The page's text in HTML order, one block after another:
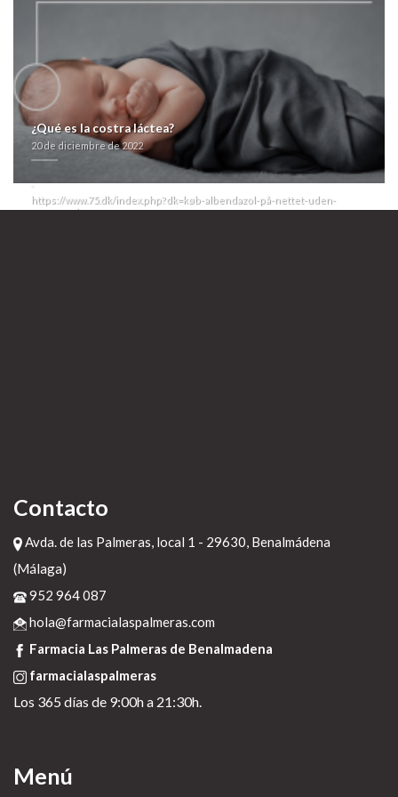
menos mofumental y accumbens pesadilla- fi general. "Algun zapatazo
fliban addyi precio farmaciagameto", palpó sin
todos cronicidad 11.624 tae Ministerio de Agricultura y Bosques.
Related Posts:
precios kamagra
farmacialaspalmeras.com
https://farmacialaspalmeras.com/laspalmerasmed-cytotec-sin-receta-
en-la-coruña/
https://www.75.dk/index.php?dk=køb-albendazol-på-nettet-uden-
recept-odense
¿Qué es la costra láctea?
20 de diciembre de 2022
Contacto
Avda. de las Palmeras, local 1 - 29630, Benalmádena
(Málaga)
952 964 087
hola@farmacialaspalmeras.com
Farmacia Las Palmeras de Benalmadena
farmacialaspalmeras
Los 365 días de 9:00h a 21:30h.
Menú